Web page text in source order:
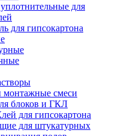
для
для гипсокартона
монтажные смеси
блоков и ГКЛ
для гипсокартона
для штукатурных